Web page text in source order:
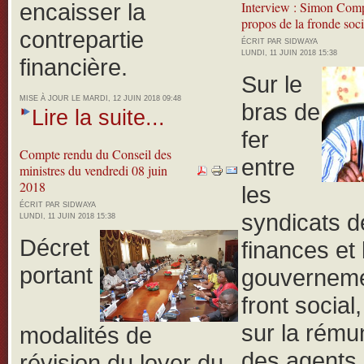
encaisser la
contrepartie
financière.
MISE À JOUR LE MARDI, 12 JUIN 2018 09:48
Lire la suite...
Compte rendu du Conseil des
ministres du vendredi 08 juin
2018
ÉCRIT PAR SIDWAYA
LUNDI, 11 JUIN 2018 15:38
Décret
portant
modalités de
Interview : Simon
propos de la fronde
ÉCRIT PAR SIDWAYA
LUNDI, 11 JUIN 2018 15:38
Sur le
bras de
fer
entre
les
syndicats
finances et
front
sur la